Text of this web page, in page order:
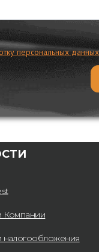
персональных данных
Компании
налогообложения